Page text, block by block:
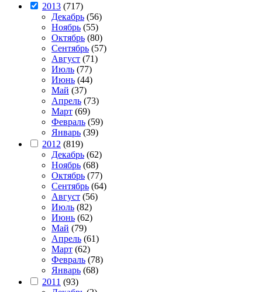
2013 (717)
Декабрь (56)
Ноябрь (55)
Октябрь (80)
Сентябрь (57)
Август (71)
Июль (77)
Июнь (44)
Май (37)
Апрель (73)
Март (69)
Февраль (59)
Январь (39)
2012 (819)
Декабрь (62)
Ноябрь (68)
Октябрь (77)
Сентябрь (64)
Август (56)
Июль (82)
Июнь (62)
Май (79)
Апрель (61)
Март (62)
Февраль (78)
Январь (68)
2011 (93)